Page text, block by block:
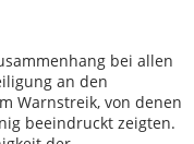
bei allen
an den
Warnstreik, von denen
beeindruckt zeigten.